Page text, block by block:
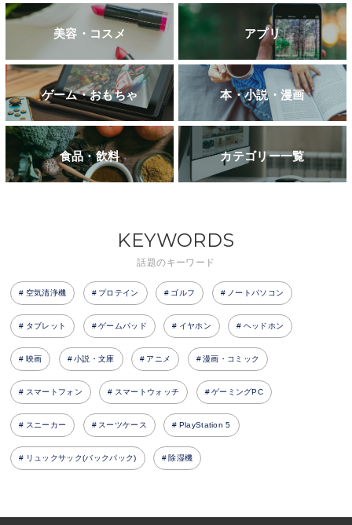
美容・コスメ アプリ
ゲーム・おもちゃ 本・小説・漫画
食品・飲料 カテゴリー一覧
KEYWORDS
話題のキーワード
空気清浄機 プロテイン ゴルフ ノートパソコン
タブレット ゲームパッド イヤホン ヘッドホン
映画 小説・文庫 アニメ 漫画・コミック
スマートフォン スマートウォッチ ゲーミングPC
スニーカー スーツケース PlayStation 5
リュックサック(バックパック) 除湿機